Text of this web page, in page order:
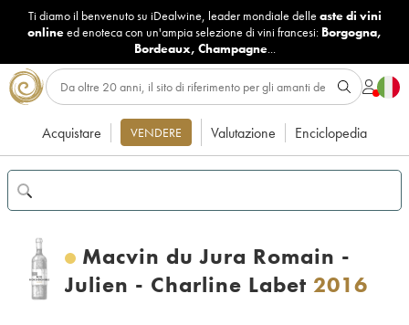
Ti diamo il benvenuto su iDealwine, leader mondiale delle aste di vini
onlineed enoteca con un'ampia selezione di vini francesi: Borgogna,
Bordeaux, Champagne...
Acquistare VENDERE Valutazione Enciclopedia
Macvin du Jura Romain -
Julien - Charline Labet 2016